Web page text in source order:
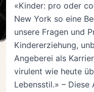
«Kinder: pro oder
New York so eine
unsere Fragen und
Kindererziehung,
Angeberei als
virulent wie heute
Lebensstil.» –